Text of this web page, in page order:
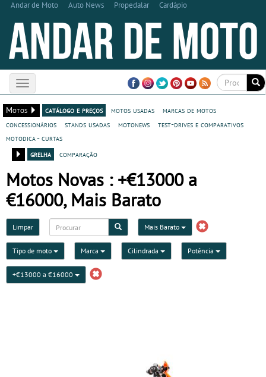
Andar de Moto Auto News Propedalar Cardápio
Toggle
navigation
Motos
catálogo e preços motos usadas
marcas de motos
concessionários
stands usadas motonews
test-drives e comparativos
motodica - curtas
grelha
comparação
Motos Novas : +€13000 a
€16000, Mais Barato
Limpar Mais Barato
Tipo de moto Marca Cilindrada Potência
+€13000 a €16000